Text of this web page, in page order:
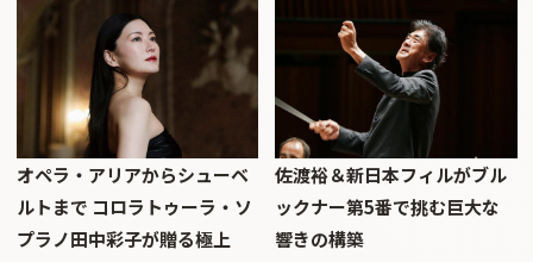
オペラ・アリアからシューベ
ルトまで コロラトゥーラ・ソ
プラノ田中彩子が贈る極上
佐渡裕＆新日本フィルがブル
ックナー第5番で挑む巨大な
響きの構築